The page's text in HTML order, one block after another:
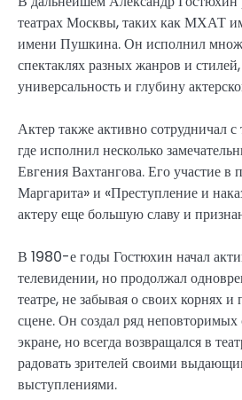
театрах Москвы, таких как МХАТ
имени Пушкина. Он исполнил
спектаклях разных жанров и
универсальность и глубину
Актер также активно сотрудничал с
где исполнил несколько
Евгения Вахтангова. Его участие в
Маргарита» и «Преступление и
актеру еще большую славу и
В 1980-е годы Гостюхин начал
телевидении, но продолжал
театре, не забывая о своих корнях
сцене. Он создал ряд
экране, но всегда возвращался в
радовать зрителей своими
выступлениями.